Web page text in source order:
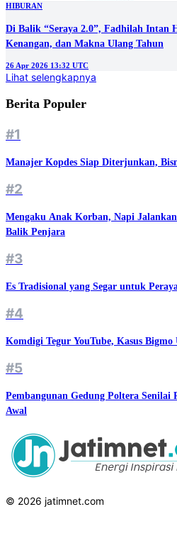
HIBURAN
Di Balik “Seraya 2.0”, Fadhilah Intan
Kenangan, dan Makna Ulang Tahun
26 Apr 2026 13:32 UTC
Lihat selengkapnya
Berita Populer
#1
Manajer Kopdes Siap Diterjunkan,
#2
Mengaku Anak Korban, Napi
Balik Penjara
#3
Es Tradisional yang Segar untuk
#4
Komdigi Tegur YouTube, Kasus
#5
Pembangunan Gedung Poltera
Awal
© 2026 jatimnet.com